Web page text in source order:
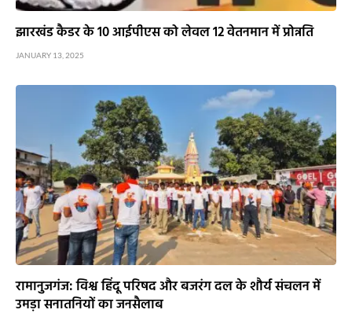
झारखंड कैडर के 10 आईपीएस को लेवल 12 वेतनमान में प्रोन्नति
JANUARY 13, 2025
रामानुजगंज: विश्व हिंदू परिषद और बजरंग दल के शौर्य संचलन में
उमड़ा सनातनियों का जनसैलाब